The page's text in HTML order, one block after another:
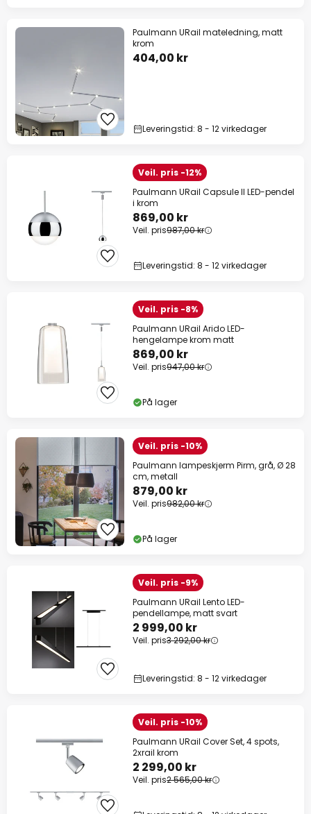
Paulmann URail mateledning, matt
krom
404,00 kr
Leveringstid: 8 - 12 virkedager
Veil. pris -12%
Paulmann URail Capsule II LED-pendel
i krom
869,00 kr
Veil. pris987,00 kr
Leveringstid: 8 - 12 virkedager
Veil. pris -8%
Paulmann URail Arido LED-
hengelampe krom matt
869,00 kr
Veil. pris947,00 kr
På lager
Veil. pris -10%
Paulmann lampeskjerm Pirm, grå, Ø 28
cm, metall
879,00 kr
Veil. pris982,00 kr
På lager
Veil. pris -9%
Paulmann URail Lento LED-
pendellampe, matt svart
2 999,00 kr
Veil. pris3 292,00 kr
Leveringstid: 8 - 12 virkedager
Veil. pris -10%
Paulmann URail Cover Set, 4 spots,
2xrail krom
2 299,00 kr
Veil. pris2 565,00 kr